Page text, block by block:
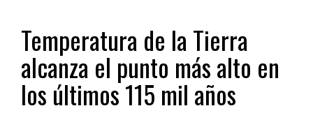
Temperatura de la Tierra
alcanza el punto más alto en
los últimos 115 mil años